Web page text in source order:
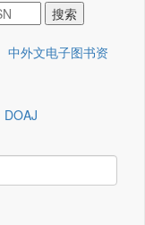
中外文电子图书资
DOAJ